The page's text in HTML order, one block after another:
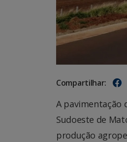
Compartilhar:
A pavimentação
Sudoeste de
produção